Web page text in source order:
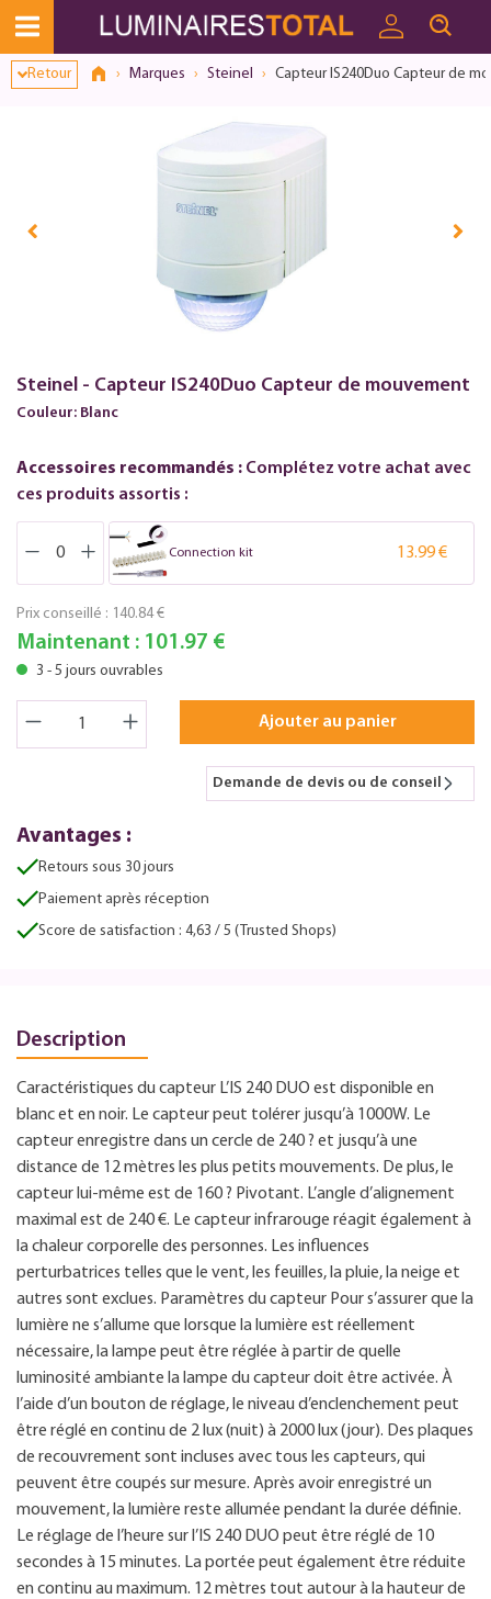
Retour Marques Steinel Capteur IS240Duo Capteur de
Steinel - Capteur IS240Duo Capteur de mouvement
Couleur: Blanc
Accessoires recommandés : Complétez votre achat avec
ces produits assortis :
Connection kit 13.99 €
Prix conseillé : 140.84 €
Maintenant : 101.97 €
3 - 5 jours ouvrables
Ajouter au panier
Demande de devis ou de conseil
Avantages :
Retours sous 30 jours
Paiement après réception
Score de satisfaction : 4,63 / 5 (Trusted Shops)
Description
Caractéristiques du capteur L’IS 240 DUO est disponible en
blanc et en noir. Le capteur peut tolérer jusqu’à 1000W. Le
capteur enregistre dans un cercle de 240 ? et jusqu’à une
distance de 12 mètres les plus petits mouvements. De plus, le
capteur lui-même est de 160 ? Pivotant. L’angle d’alignement
maximal est de 240 €. Le capteur infrarouge réagit également à
la chaleur corporelle des personnes. Les influences
perturbatrices telles que le vent, les feuilles, la pluie, la neige et
autres sont exclues. Paramètres du capteur Pour s’assurer que la
lumière ne s’allume que lorsque la lumière est réellement
nécessaire, la lampe peut être réglée à partir de quelle
luminosité ambiante la lampe du capteur doit être activée. À
l’aide d’un bouton de réglage, le niveau d’enclenchement peut
être réglé en continu de 2 lux (nuit) à 2000 lux (jour). Des plaques
de recouvrement sont incluses avec tous les capteurs, qui
peuvent être coupés sur mesure. Après avoir enregistré un
mouvement, la lumière reste allumée pendant la durée définie.
Le réglage de l’heure sur l’IS 240 DUO peut être réglé de 10
secondes à 15 minutes. La portée peut également être réduite
en continu au maximum. 12 mètres tout autour à la hauteur de